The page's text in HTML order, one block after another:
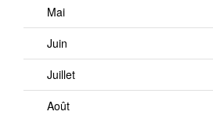
Mai
Juin
Juillet
Août